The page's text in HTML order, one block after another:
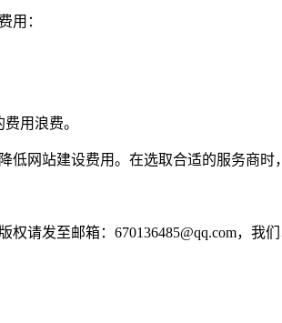
用：
用浪费。
网站建设费用。在选取合适的服务商
请发至邮箱：670136485@qq.com，我